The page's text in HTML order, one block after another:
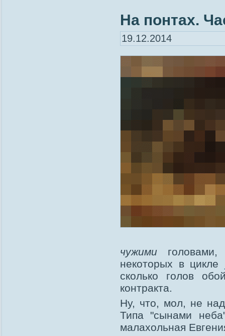
На понтах.
19.12.2014
чужими головами,
некоторых в цикле
сколько голов
контракта.
Ну, что, мол, не
Типа "сынами
малахольная